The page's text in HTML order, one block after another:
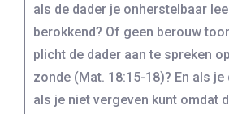
als de dader je onherstelbaar
berokkend? Of geen berouw
plicht de dader aan te spreken
zonde (Mat. 18:15-18)? En als
als je niet vergeven kunt omdat